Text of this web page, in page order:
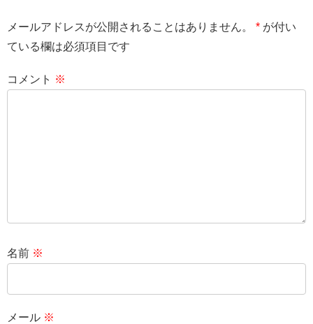
メールアドレスが公開されることはありません。 * が付い
ている欄は必須項目です
コメント ※
名前 ※
メール ※